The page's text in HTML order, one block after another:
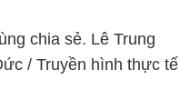
chia sẻ. Lê Trung
/ Truyền hình thực tế